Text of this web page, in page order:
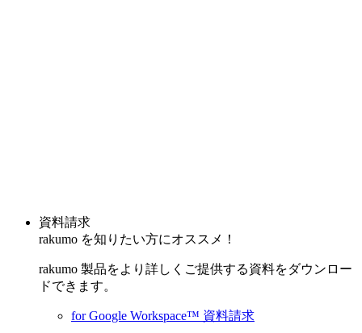
資料請求
rakumo を知りたい方にオススメ！
rakumo 製品をより詳しくご提供する資料をダウンロー
ドできます。
for Google Workspace™ 資料請求